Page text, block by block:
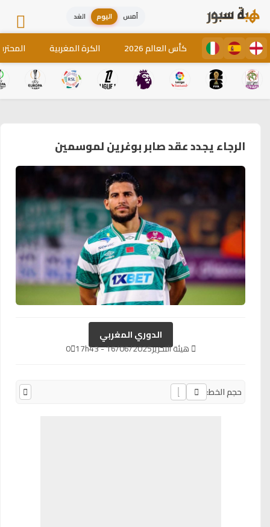
أمس اليوم الغد
كأس العالم 2026 الكرة المغربية
الرجاء يجدد عقد صابر بوغرين لموسمين
الدوري المغربي
هيئة التحرير16/06/2025 - 17h43
0
حجم الخط: